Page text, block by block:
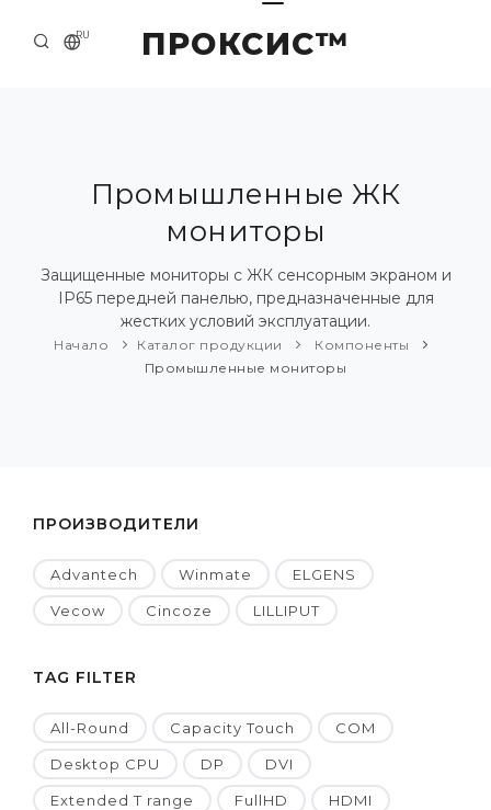
ПРОКСИС™
RU
О КОМПАНИИ
ПРИМЕРЫ И РЕШЕНИЯ
КАТАЛОГ ПРОДУКЦИИ
ПРЕСС-ЦЕНТР
Промышленные ЖК
мониторы
Защищенные мониторы с ЖК сенсорным экраном и
IP65 передней панелью, предназначенные для
жестких условий эксплуатации.
Начало Каталог продукции
Компоненты
Промышленные мониторы
ПРОИЗВОДИТЕЛИ
Advantech Winmate ELGENS
Vecow Cincoze LILLIPUT
TAG FILTER
All-Round Capacity Touch COM
Desktop CPU DP DVI
Extended T range FullHD HDMI